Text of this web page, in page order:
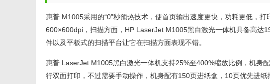
惠普 M1005采用的“0”秒预热技术，使首页输出速度更快，功耗更低，
600×600dpi，扫描方面，HP LaserJet M1005黑白激光一体机具备高
件以及平板式的扫描平台让它在扫描方面表现不错。
惠普 LaserJet M1005黑白激光一体机支持25%至400%缩放比例，机身
行双面打印，不过需要手动操作，机身配有150页进纸盒，10页优先进